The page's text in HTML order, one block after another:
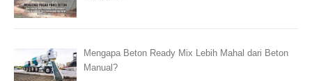
Mengapa Beton Ready Mix Lebih Mahal dari Beton
Manual?